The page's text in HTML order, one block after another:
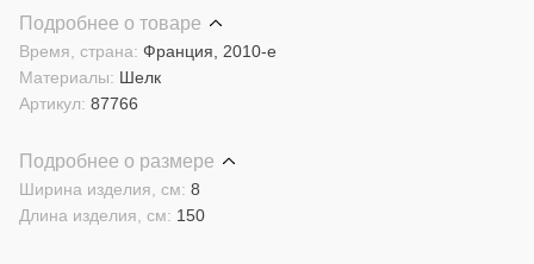
Подробнее о товаре
Материалы: Шелк
Время, страна: Франция, 2010-е
Артикул: 87766
Подробнее о размере
Длина изделия, см: 150
Ширина изделия, см: 8